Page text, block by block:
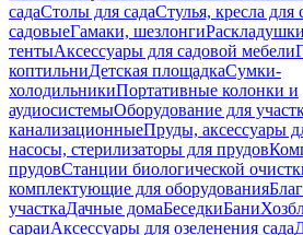
садаСтолы для садаСтулья, кресла для
садовыеГамаки, шезлонгиРаскладушки
тентыАксессуары для садовой мебели
коптильниДетская площадкаСумки-
холодильникиПортативные колонки и
аудиосистемыОборудование для
канализационныеПруды, аксессуары
насосы, стерилизаторы для прудов
прудовСтанции биологической
комплектующие для оборудования
участкаДачные домаБеседкиБани
сараиАксессуары для озеленения сада